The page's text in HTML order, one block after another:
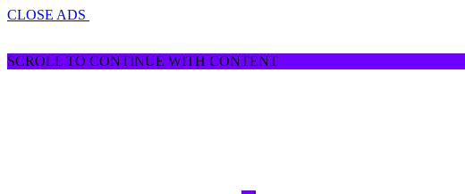
CLOSE ADS
SCROLL TO CONTINUE WITH CONTENT